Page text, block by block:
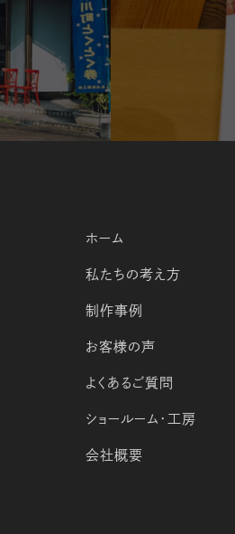
ホーム
私たちの考え方
制作事例
お客様の声
よくあるご質問
ショールーム・工房
会社概要